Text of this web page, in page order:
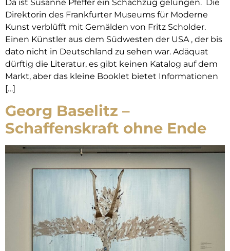
Da ist Susanne Pfeffer ein Schachzug gelungen. Die
Direktorin des Frankfurter Museums für Moderne
Kunst verblüfft mit Gemälden von Fritz Scholder.
Einen Künstler aus dem Südwesten der USA , der bis
dato nicht in Deutschland zu sehen war. Adäquat
dürftig die Literatur, es gibt keinen Katalog auf dem
Markt, aber das kleine Booklet bietet Informationen
[…]
Georg Baselitz –
Schaffenskraft ohne Ende